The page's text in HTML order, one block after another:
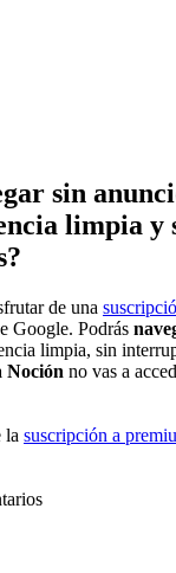
sin
limpia y
de una
Google. Podrás
limpia, sin
Noción no vas a
la suscripción a